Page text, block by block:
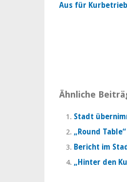
Aus für
Ähnliche
Stadt
„Round
Bericht im
„Hinter den